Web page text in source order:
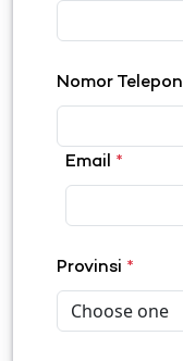
Nomor Telepon
Email *
Provinsi *